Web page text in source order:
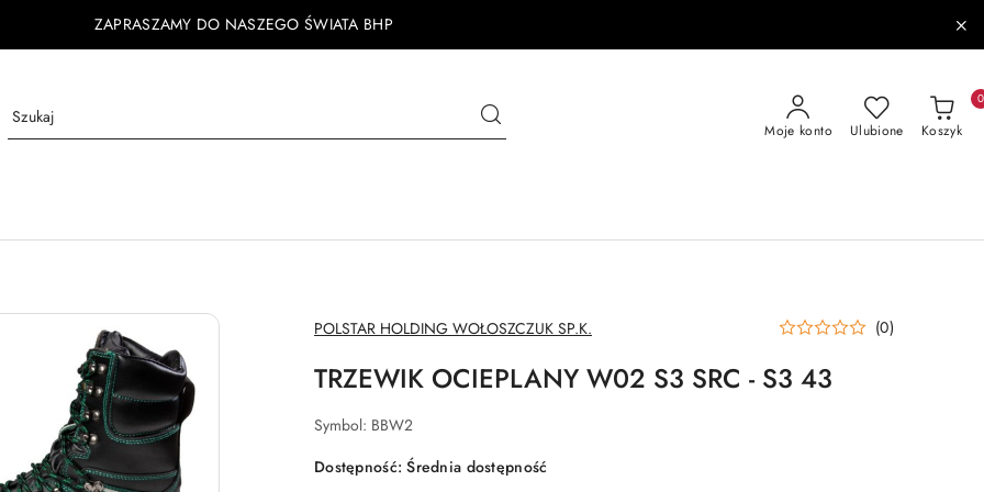
ZAPRASZAMY DO NASZEGO ŚWIATA BHP
Moje konto Ulubione Koszyk
0
NAZWA
PRODUCENTA:
POLSTAR HOLDING WOŁOSZCZUK SP.K. (0)
TRZEWIK OCIEPLANY W02 S3 SRC - S3 43
Symbol: BBW2
Dostępność:Średnia dostępność